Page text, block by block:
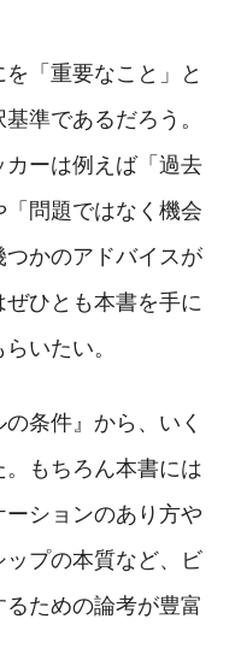
「重要なこと」と
準であるだろう。
ーは例えば「過去
問題ではなく機会
かのアドバイスが
ひとも本書を手に
いたい。
条件』から、いく
もちろん本書には
ションのあり方や
プの本質など、ビ
ための論考が豊富